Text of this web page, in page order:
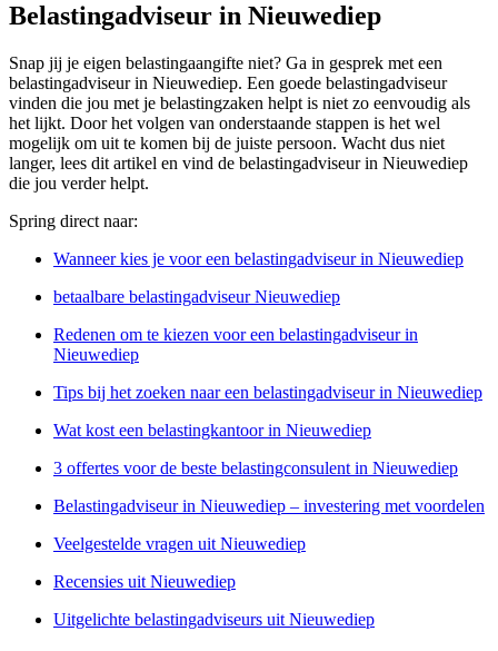
Belastingadviseur in Nieuwediep
Snap jij je eigen belastingaangifte niet? Ga in gesprek met een
belastingadviseur in Nieuwediep. Een goede belastingadviseur
vinden die jou met je belastingzaken helpt is niet zo eenvoudig als
het lijkt. Door het volgen van onderstaande stappen is het wel
mogelijk om uit te komen bij de juiste persoon. Wacht dus niet
langer, lees dit artikel en vind de belastingadviseur in Nieuwediep
die jou verder helpt.
Spring direct naar:
Wanneer kies je voor een belastingadviseur in Nieuwediep
betaalbare belastingadviseur Nieuwediep
Redenen om te kiezen voor een belastingadviseur in
Nieuwediep
Tips bij het zoeken naar een belastingadviseur in Nieuwediep
Wat kost een belastingkantoor in Nieuwediep
3 offertes voor de beste belastingconsulent in Nieuwediep
Belastingadviseur in Nieuwediep – investering met voordelen
Veelgestelde vragen uit Nieuwediep
Recensies uit Nieuwediep
Uitgelichte belastingadviseurs uit Nieuwediep